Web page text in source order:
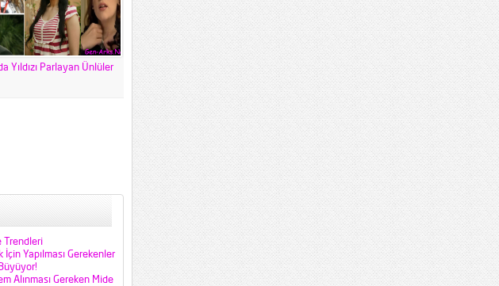
Yıldızı Parlayan Ünlüler
Trendleri
İçin Yapılması Gerekenler
Alınması Gereken Mide